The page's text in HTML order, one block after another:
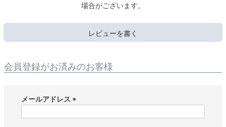
場合がございます。
レビューを書く
会員登録がお済みのお客様
メールアドレス